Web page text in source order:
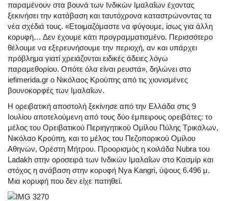
παραμένουν στα βουνά των Ινδικών Ιμαλαΐων έχοντας
ξεκινήσει την κατάβαση και ταυτόχρονα καταστρώνοντας τα
νέα σχέδιά τους. «Ετοιμαζόμαστε να φύγουμε, ίσως για άλλη
κορυφή… Δεν έχουμε κάτι προγραμματισμένο. Περισσότερο
θέλουμε να εξερευνήσουμε την περιοχή, αν και υπάρχει
πρόβλημα γιατί χρειάζονται ειδικές άδειες λόγω
παραμεθορίου. Οπότε όλα είναι ρευστά», δηλώνει στο
iefimerida.gr ο Νικόλαος Κρούπης από τις χιονισμένες
βουνοκορφές των Ιμαλαΐων.
Η ορειβατική αποστολή ξεκίνησε από την Ελλάδα στις 9
Ιουλίου αποτελούμενη από τους δύο έμπειρους ορειβάτες: το
μέλος του Ορειβατικού Περιηγητικού Ομίλου Πύλης Τρικάλων,
Νικόλαο Κρούπη, και το μέλος του Πεζοπορικού Ομίλου
Αθηνών, Ορέστη Μήτρου. Προορισμός η κοιλάδα Nubra του
Ladakh στην οροσειρά των Ινδικών Ιμαλαΐων στο Κασμίρ και
στόχος η ανάβαση στην κορυφή Nya Kangri, ύψους 6.496 μ.
Μια κορυφή που δεν είχε πατηθεί.